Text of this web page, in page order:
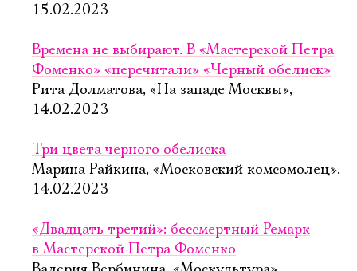
15.02.2023
Времена не выбирают. В «Мастерской Петра
Фоменко» «перечитали» «Черный обелиск»
Рита Долматова, «На западе Москвы»,
14.02.2023
Три цвета черного обелиска
Марина Райкина, «Московский комсомолец»,
14.02.2023
«Двадцать третий»: бессмертный Ремарк
в Мастерской Петра Фоменко